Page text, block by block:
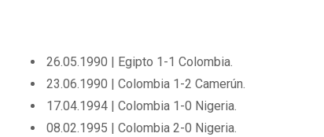
26.05.1990 | Egipto 1-1 Colombia.
23.06.1990 | Colombia 1-2 Camerún.
17.04.1994 | Colombia 1-0 Nigeria.
08.02.1995 | Colombia 2-0 Nigeria.